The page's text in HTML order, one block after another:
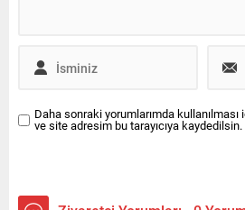
Daha sonraki yorumlarımda
ve site adresim bu tarayıcıya kaydedilsin.